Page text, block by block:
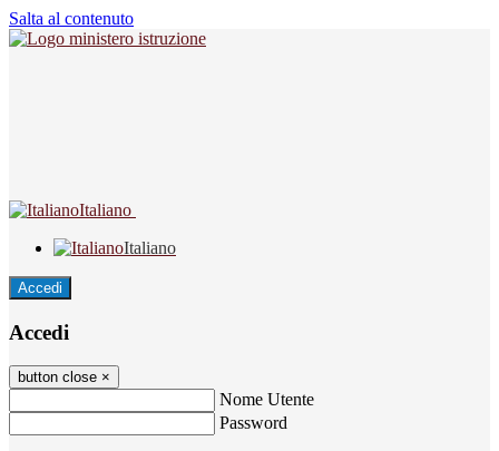
Salta al contenuto
Italiano
Italiano
Accedi
Accedi
button close ×
Nome Utente
Password